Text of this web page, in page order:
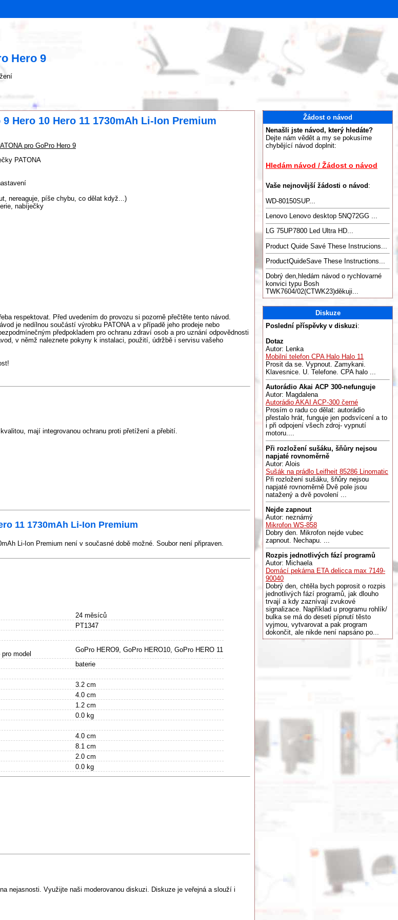
Hero 9
Hero 10 Hero 11 1730mAh Li-Ion Premium
pro GoPro Hero 9
PATONA
nereaguje, píše chybu, co dělat když...)
nabíječky
respektovat. Před uvedením do provozu si pozorně přečtěte tento návod.
je nedílnou součástí výrobku PATONA a v případě jeho prodeje nebo
předpokladem pro ochranu zdraví osob a pro uznání odpovědnosti
v němž naleznete pokyny k instalaci, použití, údržbě i servisu vašeho
mají integrovanou ochranu proti přetížení a přebití.
11 1730mAh Li-Ion Premium
Li-Ion Premium není v současné době možné. Soubor není připraven.
24 měsíců
PT1347
model
GoPro HERO9, GoPro HERO10, GoPro HERO 11
baterie
3.2 cm
4.0 cm
1.2 cm
0.0 kg
4.0 cm
8.1 cm
2.0 cm
0.0 kg
nejasnosti. Využijte naši moderovanou diskuzi. Diskuze je veřejná a slouží i
Žádost o návod
Nenašli jste návod, který hledáte?
Dejte nám vědět a my se pokusíme
chybějící návod doplnit:
Hledám návod / Žádost o návod
Vaše nejnovější žádosti o návod :
WD-80150SUP...
Lenovo Lenovo desktop 5NQ72GG ...
LG 75UP7800 Led Ultra HD...
Product Quide Savé These Instrucions...
ProductQuideSave These Instructions...
Dobrý den,hledám návod o rychlovarné
konvici typu Bosh
TWK7604/02(CTWK23)děkuji...
Diskuze
Poslední příspěvky v diskuzi:
Dotaz
Autor: Lenka
Mobilní telefon CPA Halo Halo 11
Prosit da se. Vypnout. Zamykani.
Klavesnice. U. Telefone. CPA halo ...
Autorádio Akai ACP 300-nefunguje
Autor: Magdalena
Autorádio AKAI ACP-300 černé
Prosím o radu co dělat: autorádio
přestalo hrát, funguje jen podsvícení a to
i při odpojení všech zdroj- vypnutí
motoru....
Při rozložení sušáku, šňůry nejsou
napjaté rovnoměrně
Autor: Alois
Sušák na prádlo Leifheit 85286 Linomatic
Při rozložení sušáku, šňůry nejsou
napjaté rovnoměrně Dvě pole jsou
natažený a dvě povolení ...
Nejde zapnout
Autor: neznámý
Mikrofon WS-858
Dobry den. Mikrofon nejde vubec
zapnout. Nechapu. ...
Rozpis jednotlivých fází programů
Autor: Michaela
Domácí pekárna ETA delicca max 7149-
90040
Dobrý den, chtěla bych poprosit o rozpis
jednotlivých fází programů, jak dlouho
trvají a kdy zaznívají zvukové
signalizace. Například u programu rohlík/
bulka se má do deseti pípnutí těsto
vyjmou, vytvarovat a pak program
dokončit, ale nikde není napsáno po...